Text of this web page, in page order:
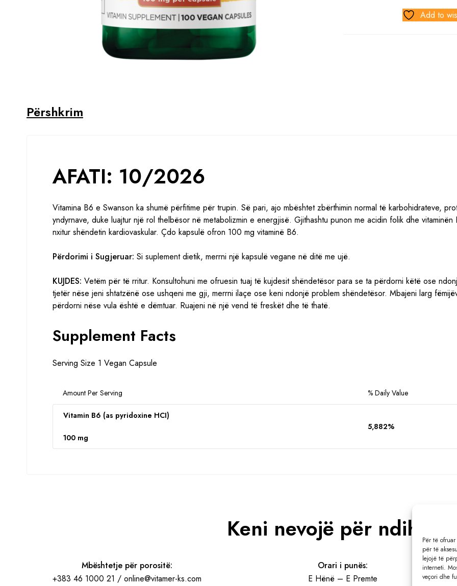
Për të
për të
lejojë të
interneti.
veçori dhe
Add to
Përshkrim
AFATI: 10/2026
Vitamina B6 e Swanson ka shumë përfitime për trupin. Së pari, ajo mbështet zbërthimin normal të karbohidrateve,
yndyrnave, duke luajtur një rol thelbësor në metabolizmin e energjisë. Gjithashtu punon me acidin folik dhe vitaminën
nxitur shëndetin kardiovaskular. Çdo kapsulë ofron 100 mg vitaminë B6.
Përdorimi i Sugjeruar: Si suplement dietik, merrni një kapsulë vegane në ditë me ujë.
KUJDES: Vetëm për të rritur. Konsultohuni me ofruesin tuaj të kujdesit shëndetësor para se ta përdorni këtë ose
tjetër nëse jeni shtatzënë ose ushqeni me gji, merrni ilaçe ose keni ndonjë problem shëndetësor. Mbajeni larg
përdorni nëse vula është e dëmtuar. Ruajeni në një vend të freskët dhe të thatë.
Supplement Facts
Serving Size 1 Vegan Capsule
Amount Per Serving % Daily Value
Vitamin B6 (as pyridoxine HCI)
100 mg
5,882%
Keni nevojë për ndihmë?
Mbështetje për porositë:
+383 46 1000 21 / online@vitamer-ks.com
Orari i punës:
E Hënë – E Premte